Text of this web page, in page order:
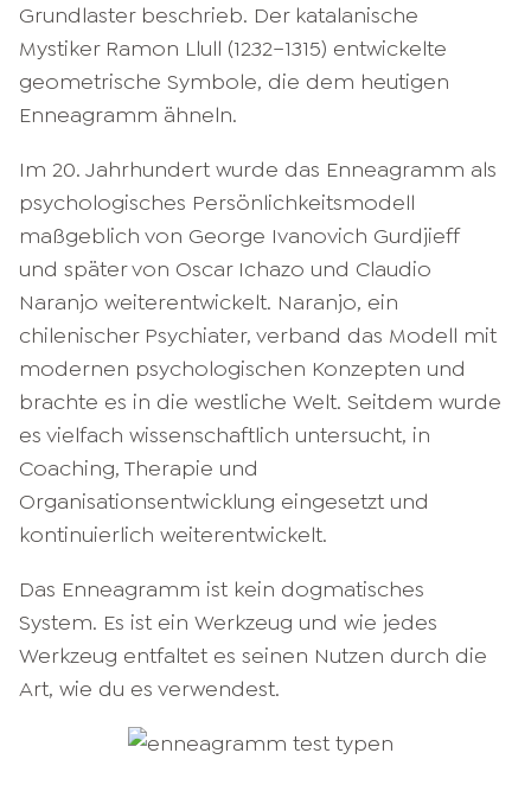
Grundlaster beschrieb. Der katalanische
Mystiker Ramon Llull (1232–1315) entwickelte
geometrische Symbole, die dem heutigen
Enneagramm ähneln.
Im 20. Jahrhundert wurde das Enneagramm als
psychologisches Persönlichkeitsmodell
maßgeblich von George Ivanovich Gurdjieff
und später von Oscar Ichazo und Claudio
Naranjo weiterentwickelt. Naranjo, ein
chilenischer Psychiater, verband das Modell mit
modernen psychologischen Konzepten und
brachte es in die westliche Welt. Seitdem wurde
es vielfach wissenschaftlich untersucht, in
Coaching, Therapie und
Organisationsentwicklung eingesetzt und
kontinuierlich weiterentwickelt.
Das Enneagramm ist kein dogmatisches
System. Es ist ein Werkzeug und wie jedes
Werkzeug entfaltet es seinen Nutzen durch die
Art, wie du es verwendest.